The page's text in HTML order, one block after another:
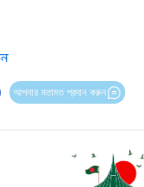
আপনার মতামত প্রদান করুন